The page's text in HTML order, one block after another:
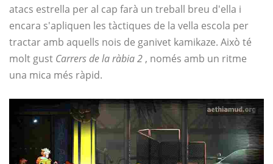
atacs estrella per al cap farà un treball breu d'ella i
encara s'apliquen les tàctiques de la vella escola per
tractar amb aquells nois de ganivet kamikaze. Això té
molt gust Carrers de la ràbia 2 , només amb un ritme
una mica més ràpid.